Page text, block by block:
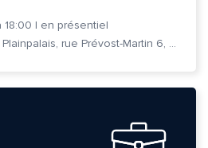
18:00 | en présentiel
OFPC - Plainpalais, rue Prévost-Martin 6, 1205 Genève